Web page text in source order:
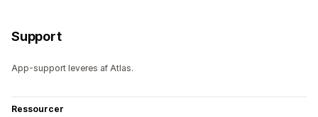
Support
App-support leveres af Atlas.
Ressourcer